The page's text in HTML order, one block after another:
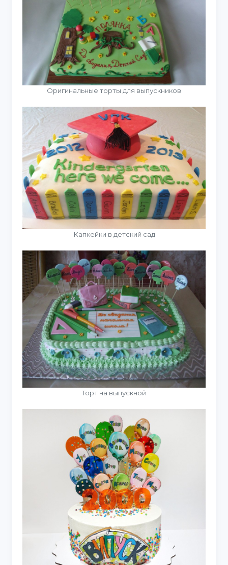
Оригинальные торты для выпускников
Капкейки в детский сад
Торт на выпускной